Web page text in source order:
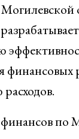
финансовых
по